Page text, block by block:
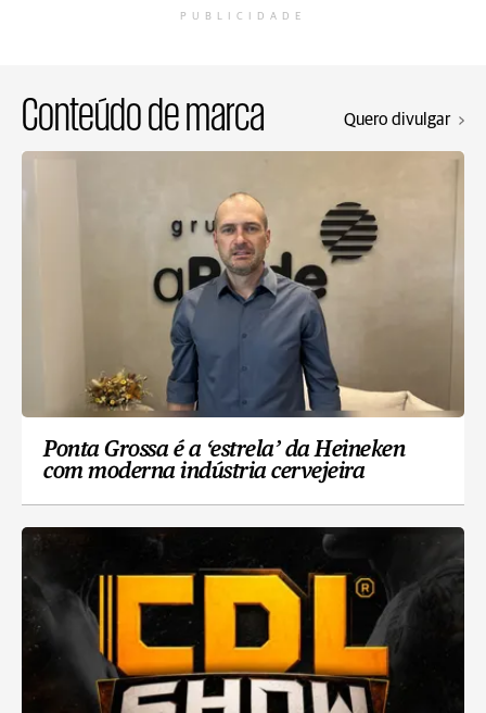
PUBLICIDADE
Conteúdo de marca Quero divulgar
Ponta Grossa é a ‘estrela’ da Heineken
com moderna indústria cervejeira